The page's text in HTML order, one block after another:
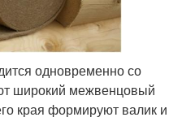
одновременно со
широкий межвенцовый
края формируют валик и